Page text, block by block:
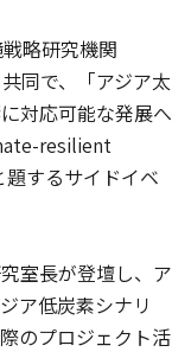
略研究機関
同で、「アジア太
対応可能な発展へ
resilient
するサイドイベ
室長が登壇し、ア
ア低炭素シナリ
のプロジェクト活